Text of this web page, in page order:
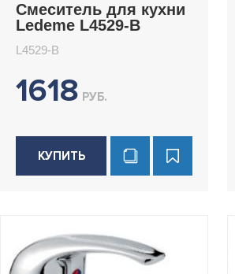
Смеситель для кухни
Ledeme L4529-B
L4529-B
1618 РУБ.
КУПИТЬ